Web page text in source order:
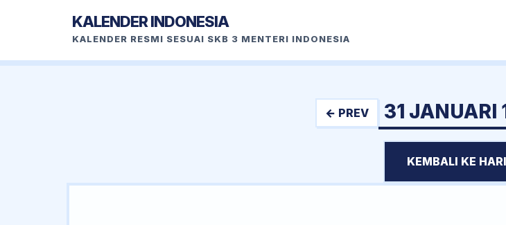
KALENDER INDONESIA
KALENDER RESMI SESUAI SKB 3 MENTERI INDONESIA
← PREV 31 JANUARI
KEMBALI KE